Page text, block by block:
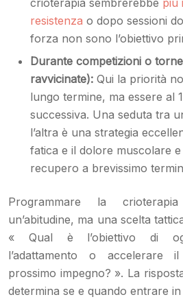
resistenza o dopo sessioni
forza non sono l’obiettivo
Durante competizioni o
ravvicinate): Qui la priorità
lungo termine, ma essere al
successiva. Una seduta tra
l’altra è una strategia
fatica e il dolore muscolare
recupero a brevissimo
Programmare la
un’abitudine, ma una scelta
« Qual è l’obiettivo di
l’adattamento o
prossimo impegno? ». La
determina se e quando entrare